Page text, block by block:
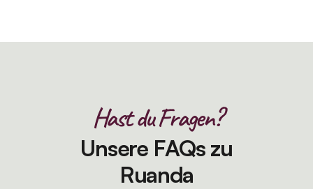
Hast du Fragen?
Unsere FAQs zu
Ruanda